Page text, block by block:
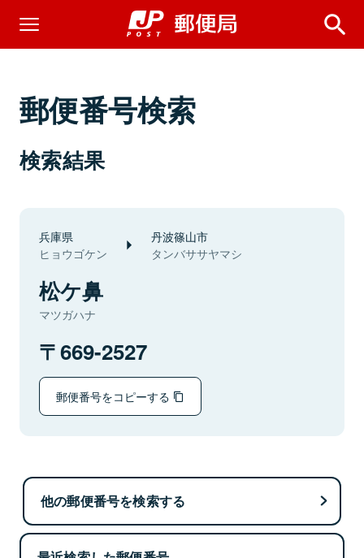
郵便番号検索
検索結果
兵庫県
ヒョウゴケン
丹波篠山市
タンバササヤマシ
松ケ鼻
マツガハナ
669-2527
郵便番号をコピーする
他の郵便番号を検索する